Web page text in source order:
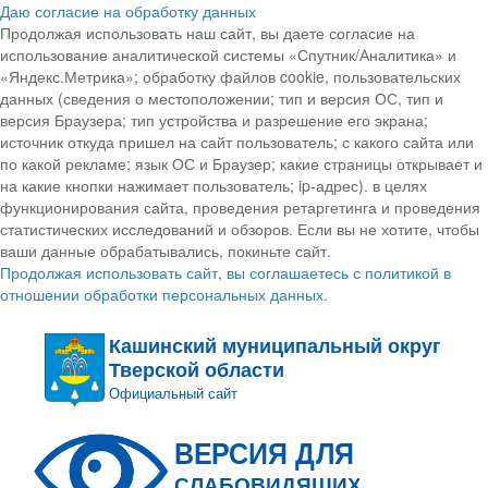
Даю согласие на обработку данных
Продолжая использовать наш сайт, вы даете согласие на
использование аналитической системы «Спутник/Аналитика» и
«Яндекс.Метрика»; обработку файлов cookie, пользовательских
данных (сведения о местоположении; тип и версия ОС, тип и
версия Браузера; тип устройства и разрешение его экрана;
источник откуда пришел на сайт пользователь; с какого сайта или
по какой рекламе; язык ОС и Браузер; какие страницы открывает и
на какие кнопки нажимает пользователь; ip-адрес). в целях
функционирования сайта, проведения ретаргетинга и проведения
статистических исследований и обзоров. Если вы не хотите, чтобы
ваши данные обрабатывались, покиньте сайт.
Продолжая использовать сайт, вы соглашаетесь с политикой в
отношении обработки персональных данных.